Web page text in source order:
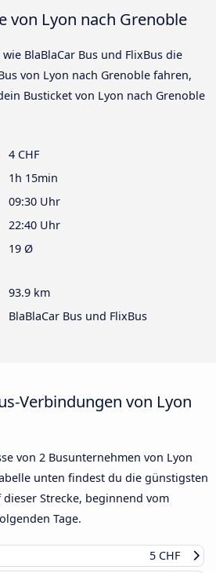
von Lyon nach Grenoble
BlaBlaCar Bus und FlixBus die
von Lyon nach Grenoble fahren,
Busticket von Lyon nach Grenoble
4 CHF
1h 15min
09:30 Uhr
22:40 Uhr
19 Ø
93.9 km
BlaBlaCar Bus und FlixBus
Verbindungen von Lyon
von 2 Busunternehmen von Lyon
unten findest du die günstigsten
Strecke, beginnend vom
Tage.
5 CHF